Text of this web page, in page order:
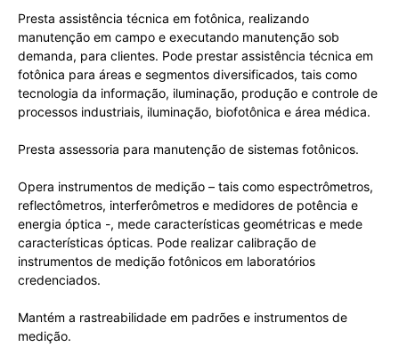
Presta assistência técnica em fotônica, realizando
manutenção em campo e executando manutenção sob
demanda, para clientes. Pode prestar assistência técnica em
fotônica para áreas e segmentos diversificados, tais como
tecnologia da informação, iluminação, produção e controle de
processos industriais, iluminação, biofotônica e área médica.
Presta assessoria para manutenção de sistemas fotônicos.
Opera instrumentos de medição – tais como espectrômetros,
reflectômetros, interferômetros e medidores de potência e
energia óptica -, mede características geométricas e mede
características ópticas. Pode realizar calibração de
instrumentos de medição fotônicos em laboratórios
credenciados.
Mantém a rastreabilidade em padrões e instrumentos de
medição.